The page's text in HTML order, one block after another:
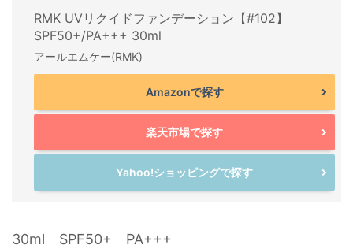
RMK UVリクイドファンデーション【#102】
SPF50+/PA+++ 30ml
アールエムケー(RMK)
Amazonで探す
楽天市場で探す
Yahoo!ショッピングで探す
30ml SPF50+ PA+++